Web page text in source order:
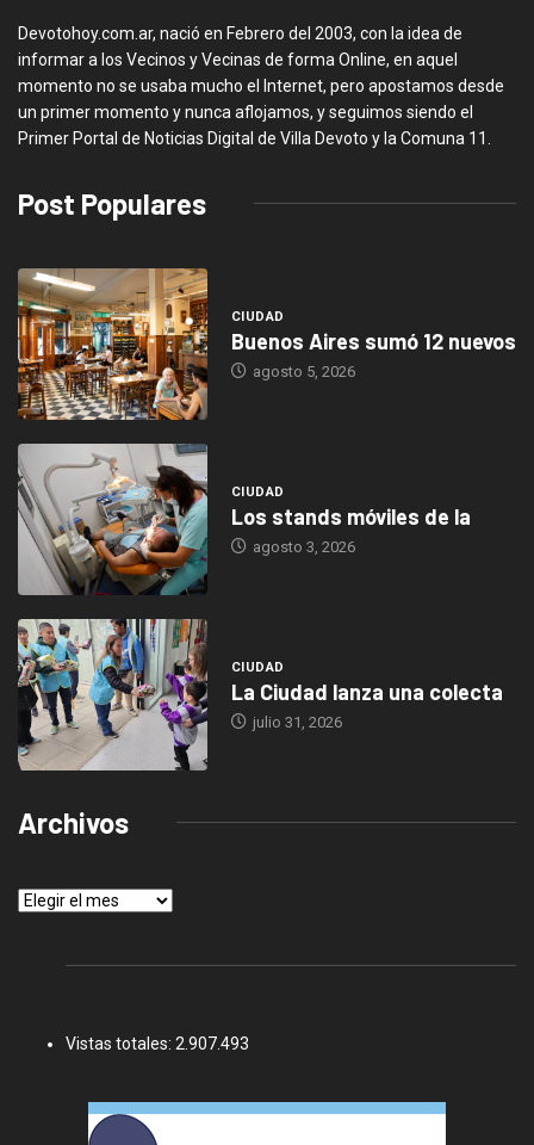
Devotohoy.com.ar, nació en Febrero del 2003, con la idea de
informar a los Vecinos y Vecinas de forma Online, en aquel
momento no se usaba mucho el Internet, pero apostamos desde
un primer momento y nunca aflojamos, y seguimos siendo el
Primer Portal de Noticias Digital de Villa Devoto y la Comuna 11.
Post Populares
CIUDAD
Buenos Aires sumó 12 nuevos
agosto 5, 2026
CIUDAD
Los stands móviles de la
agosto 3, 2026
CIUDAD
La Ciudad lanza una colecta
julio 31, 2026
Archivos
Archivos
Vistas totales: 2.907.493